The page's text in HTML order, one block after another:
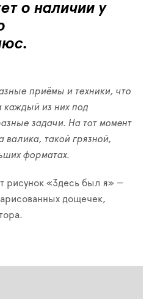
о наличии у
приёмы и техники, что
каждый из них под
задачи. На тот момент
валика, такой грязной,
форматах.
рисунок «Здесь был я» —
дощечек,